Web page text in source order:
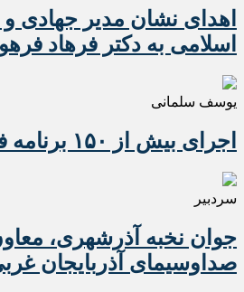
اهدای نشان مدیر جهادی و
اسلامی به دکتر فرهاد
یوسف سلمانی
اجرای بیش از ۱۵۰ برنامه فرهنگی در اهر
سردبیر
جوان نخبه آذرشهری،
صداوسیمای آذربایجان